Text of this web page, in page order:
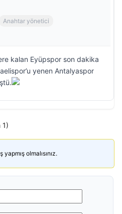
Anahtar yönetici
kalan Eyüpspor son dakika
yenen Antalyaspor
1)
olmalısınız.